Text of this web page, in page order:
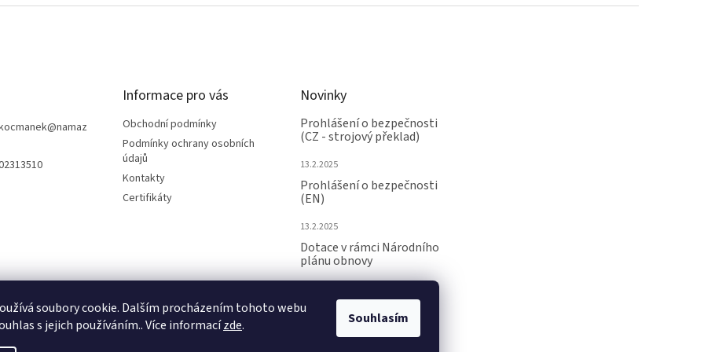
soubory cookie. Dalším procházením tohoto webu
s jejich používáním.. Více informacízde. Souhlasím
@namaz
Informace pro vás
Obchodní podmínky
Podmínky ochrany osobních
údajů
Kontakty
Certifikáty
Novinky
Prohlášení o bezpečnosti
(CZ - strojový překlad)
13.2.2025
Prohlášení o bezpečnosti
(EN)
13.2.2025
Dotace v rámci Národního
plánu obnovy